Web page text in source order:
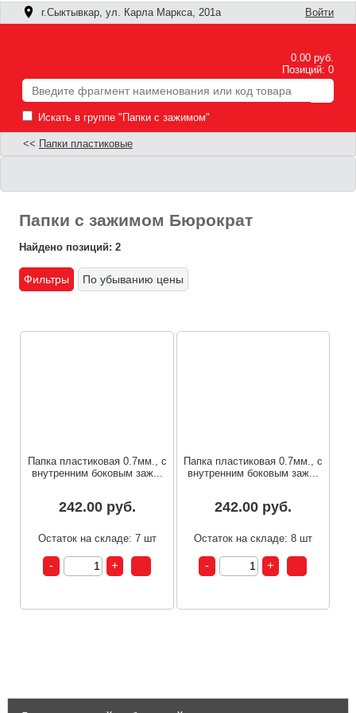
г.Сыктывкар, ул. Карла Маркса, 201а Войти
0.00 руб.
Позиций: 0
Искать в группе "Папки с зажимом"
<< Папки пластиковые
Папки с зажимом Бюрократ
Найдено позиций: 2
Фильтры По убыванию цены
Папка пластиковая 0.7мм., с
внутренним боковым заж...
242.00 руб.
Остаток на складе: 7 шт
Папка пластиковая 0.7мм., с
внутренним боковым заж...
242.00 руб.
Остаток на складе: 8 шт